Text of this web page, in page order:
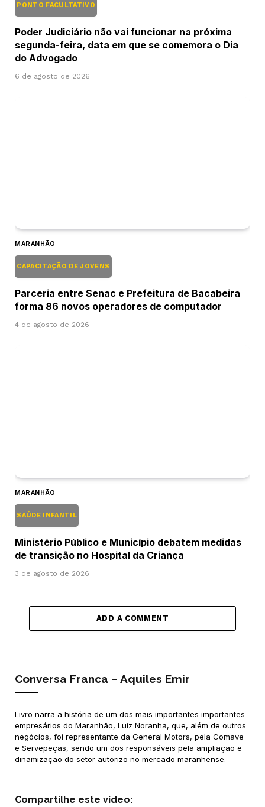
PONTO FACULTATIVO
Poder Judiciário não vai funcionar na próxima
segunda-feira, data em que se comemora o Dia
do Advogado
6 de agosto de 2026
MARANHÃO
CAPACITAÇÃO DE JOVENS
Parceria entre Senac e Prefeitura de Bacabeira
forma 86 novos operadores de computador
4 de agosto de 2026
MARANHÃO
SAÚDE INFANTIL
Ministério Público e Município debatem medidas
de transição no Hospital da Criança
3 de agosto de 2026
ADD A COMMENT
Conversa Franca – Aquiles Emir
Livro narra a história de um dos mais importantes importantes
empresários do Maranhão, Luiz Noranha, que, além de outros
negócios, foi representante da General Motors, pela Comave
e Servepeças, sendo um dos responsáveis pela ampliação e
dinamização do setor autorizo no mercado maranhense.
Compartilhe este vídeo: